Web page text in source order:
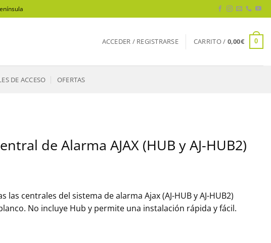
ACCEDER / REGISTRARSE CARRITO / 0,00€ 0
DE ACCESO OFERTAS
de Alarma AJAX (HUB y AJ-HUB2)
las centrales del sistema de alarma Ajax (AJ-HUB y AJ-HUB2)
No incluye Hub y permite una instalación rápida y fácil.